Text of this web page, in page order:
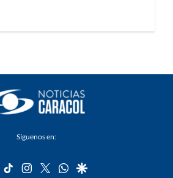
Síguenos en:
facebook
tiktok instagram
twitterwhatsapp
google